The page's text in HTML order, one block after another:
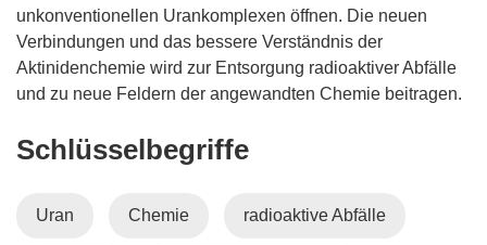
unkonventionellen Urankomplexen öffnen. Die neuen
Verbindungen und das bessere Verständnis der
Aktinidenchemie wird zur Entsorgung radioaktiver Abfälle
und zu neue Feldern der angewandten Chemie beitragen.
Schlüsselbegriffe
Uran Chemie radioaktive Abfälle